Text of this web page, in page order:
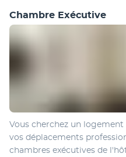
Chambre Exécutive
Vous cherchez un
vos déplacements
chambres exécutives de